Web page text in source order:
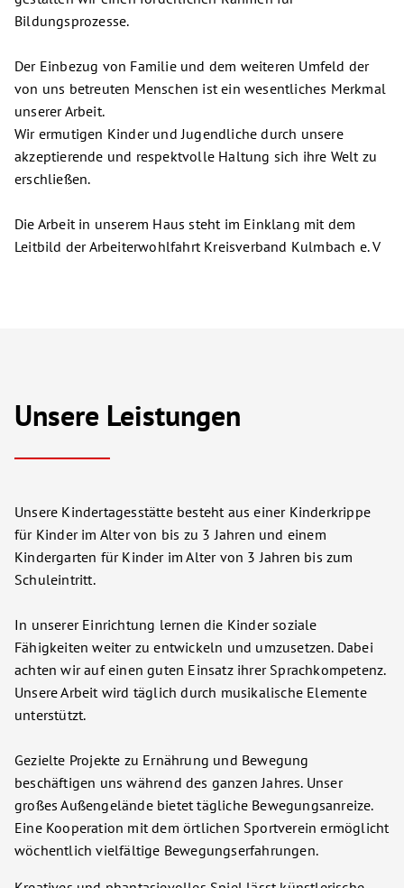
Bildungsprozesse.
Der Einbezug von Familie und dem weiteren Umfeld der
von uns betreuten Menschen ist ein wesentliches Merkmal
unserer Arbeit.
Wir ermutigen Kinder und Jugendliche durch unsere
akzeptierende und respektvolle Haltung sich ihre Welt zu
erschließen.
Die Arbeit in unserem Haus steht im Einklang mit dem
Leitbild der Arbeiterwohlfahrt Kreisverband Kulmbach e. V
Unsere Leistungen
Unsere Kindertagesstätte besteht aus einer Kinderkrippe
für Kinder im Alter von bis zu 3 Jahren und einem
Kindergarten für Kinder im Alter von 3 Jahren bis zum
Schuleintritt.
In unserer Einrichtung lernen die Kinder soziale
Fähigkeiten weiter zu entwickeln und umzusetzen. Dabei
achten wir auf einen guten Einsatz ihrer Sprachkompetenz.
Unsere Arbeit wird täglich durch musikalische Elemente
unterstützt.
Gezielte Projekte zu Ernährung und Bewegung
beschäftigen uns während des ganzen Jahres. Unser
großes Außengelände bietet tägliche Bewegungsanreize.
Eine Kooperation mit dem örtlichen Sportverein ermöglicht
wöchentlich vielfältige Bewegungserfahrungen.